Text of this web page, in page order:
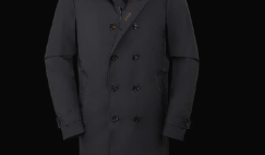
Les Plus Vendus
Les Plus Populaires